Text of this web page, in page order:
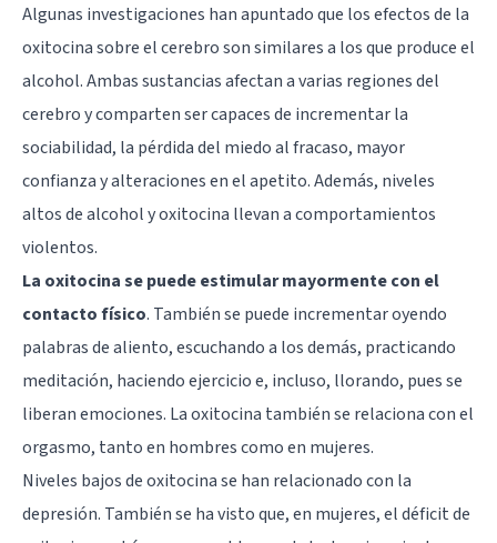
Algunas investigaciones han apuntado que los efectos de la
oxitocina sobre el cerebro son similares a los que produce el
alcohol. Ambas sustancias afectan a varias regiones del
cerebro y comparten ser capaces de incrementar la
sociabilidad, la pérdida del miedo al fracaso, mayor
confianza y alteraciones en el apetito. Además, niveles
altos de alcohol y oxitocina llevan a comportamientos
violentos.
La oxitocina se puede estimular mayormente con el
contacto físico. También se puede incrementar oyendo
palabras de aliento, escuchando a los demás, practicando
meditación, haciendo ejercicio e, incluso, llorando, pues se
liberan emociones. La oxitocina también se relaciona con el
orgasmo, tanto en hombres como en mujeres.
Niveles bajos de oxitocina se han relacionado con la
depresión. También se ha visto que, en mujeres, el déficit de